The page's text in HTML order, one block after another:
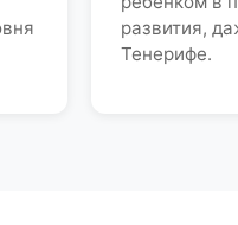
развития,
Тенерифе.